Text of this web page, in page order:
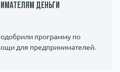
деньги
программу по
для предпринимателей.